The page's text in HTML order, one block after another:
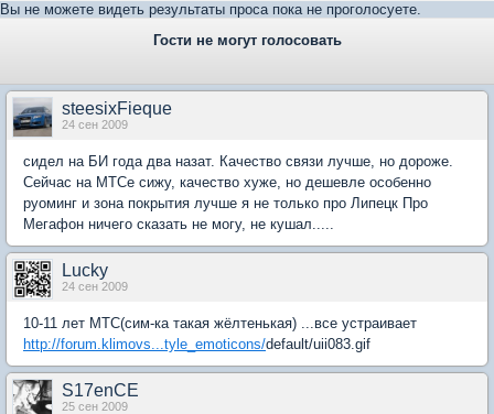
Вы не можете видеть результаты проса пока не проголосуете.
Гости не могут голосовать
steesixFieque
24 сен 2009
сидел на БИ года два назат. Качество связи лучше, но дороже.
Сейчас на МТСе сижу, качество хуже, но дешевле особенно
руоминг и зона покрытия лучше я не только про Липецк Про
Мегафон ничего сказать не могу, не кушал.....
Lucky
24 сен 2009
10-11 лет МТС(сим-ка такая жёлтенькая) ...все устраивает
http://forum.klimovs...tyle_emoticons/default/uii083.gif
S17enCE
25 сен 2009